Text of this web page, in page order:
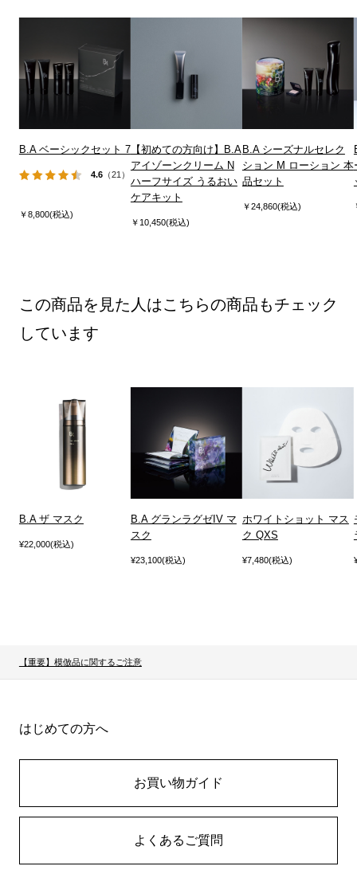
B.A ベーシックセット 7
4.6（21）
￥8,800(税込)
【初めての方向け】B.A
アイゾーンクリーム N
ハーフサイズ うるおい
ケアキット
￥10,450(税込)
B.A シーズナルセレク
ション M ローション 本
品セット
￥24,860(税込)
この商品を見た人はこちらの商品もチェック
しています
B.A ザ マスク
¥22,000(税込)
B.A グランラグゼIV マ
スク
¥23,100(税込)
ホワイトショット マス
ク QXS
¥7,480(税込)
【重要】模倣品に関するご注意
はじめての方へ
お買い物ガイド
よくあるご質問